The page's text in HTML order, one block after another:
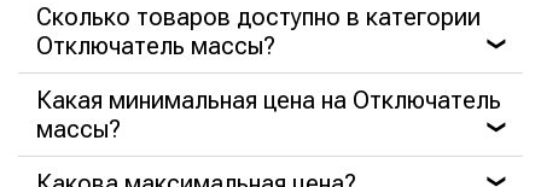
Сколько товаров доступно в категории
Отключатель массы?
❯
Какая минимальная цена на Отключатель
массы?
❯
❯